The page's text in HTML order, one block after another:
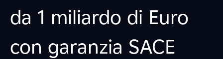
da 1 miliardo di Euro
con garanzia SACE